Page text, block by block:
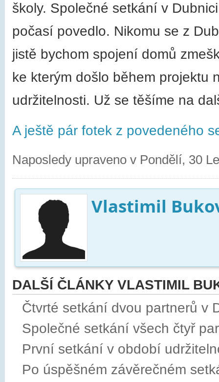
školy. Společné setkání v
počasí povedlo. Nikomu se z
jistě bychom spojení domů
ke kterým došlo během projektu
udržitelnosti. Už se těšíme na
A ještě pár fotek z povedeného
Naposledy upraveno v Pondělí, 30
Vlastimil
DALŠÍ ČLÁNKY VLASTIMIL
Čtvrté setkání dvou partnerů v
Společné setkání všech čtyř
První setkání v období
Po úspěšném závěrečném